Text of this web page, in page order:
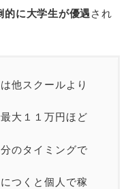
的に大学生が優遇 され
他スクールより
大１１万円ほど
のタイミングで
つくと個人で稼